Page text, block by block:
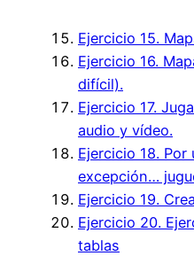
Ejercicio 15.
Ejercicio 16.
difícil).
Ejercicio 17.
audio y vídeo.
Ejercicio 18. Por
excepción…
Ejercicio 19.
Ejercicio 20.
tablas